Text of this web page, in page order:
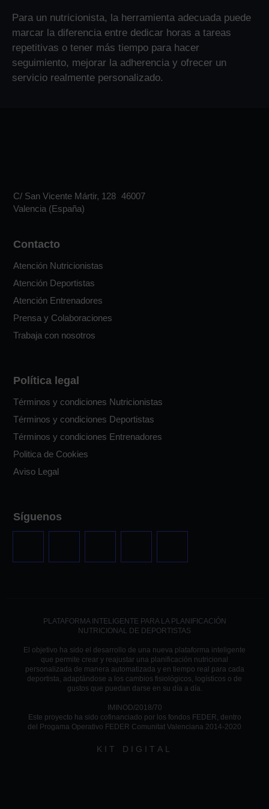
Para un nutricionista, la herramienta adecuada puede
marcar la diferencia entre dedicar horas a tareas
repetitivas o tener más tiempo para hacer
seguimiento, mejorar la adherencia y ofrecer un
servicio realmente personalizado.
C/ San Vicente Mártir, 128 46007
Valencia (España)
Contacto
Atención Nutricionistas
Atención Deportistas
Atención Entrenadores
Prensa y Colaboraciones
Trabaja con nosotros
Política legal
Términos y condiciones Nutricionistas
Términos y condiciones Deportistas
Términos y condiciones Entrenadores
Politica de Cookies
Aviso Legal
Síguenos
PLATAFORMA INTELIGENTE PARA LA PLANIFICACIÓN
NUTRICIONAL DE DEPORTISTAS
El objetivo ha sido el desarrollo de una nueva plataforma inteligente
que permite crear y reajustar una planificación nutricional
personalizada de manera automatizada y en tiempo real para cada
deportista, adaptándose a los cambios fisiológicos, logísticos o de
gustos que puedan darse en su día a día.
IMINOD/2018/70
Este proyecto ha sido cofinanciado por los fondos FEDER, dentro
del Progama Operativo FEDER Comunitat Valenciana 2014-2020
KIT DIGITAL